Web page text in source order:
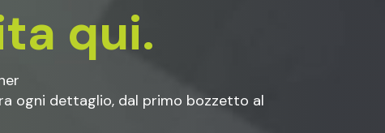
qui.
ogni dettaglio, dal primo bozzetto al